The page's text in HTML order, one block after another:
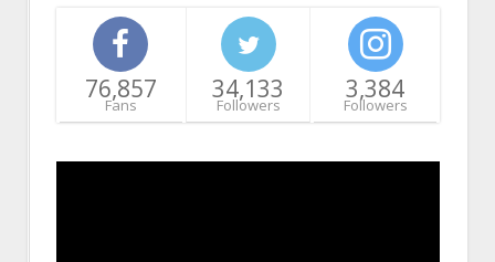
76,857
Fans
34,133
Followers
3,384
Followers